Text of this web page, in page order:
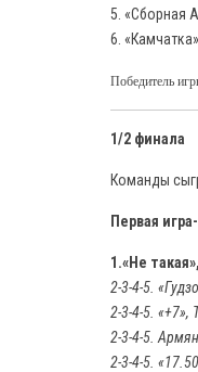
5. «Сборная
6.
Победитель
1/2 финала
Команды
Первая
1.«Не
2-3-4-5.
2-3-4-5. «+7»,
2-3-4-5.
2-3-4-5.